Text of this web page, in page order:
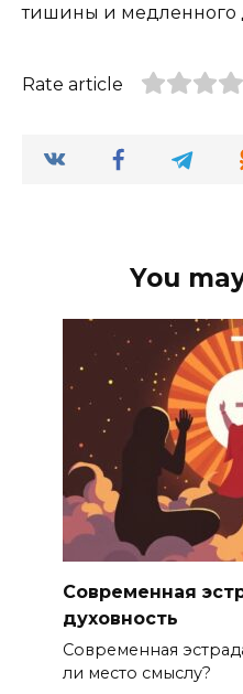
тишины и медленного
Rate article
You
Современная
духовность
Современная
ли место смыслу?